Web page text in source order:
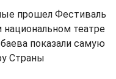
прошел Фестиваль
театре
показали самую
Страны